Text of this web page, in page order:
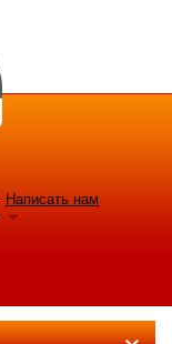
Написать нам